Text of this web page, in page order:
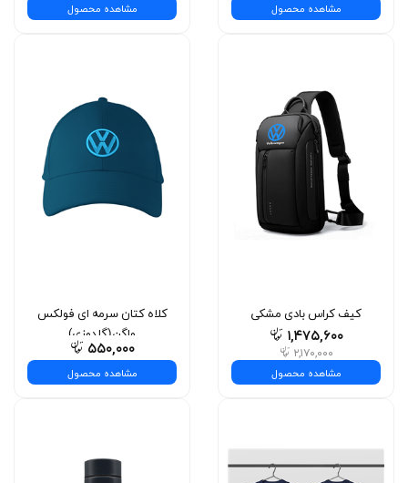
مشاهده محصول مشاهده محصول
کلاه کتان سرمه ای فولکس
واگن(گلدوزی)
۵۵۰,۰۰۰
مشاهده محصول
کیف کراس بادی مشکی
فولکس واگن
۱,۴۷۵,۶۰۰
۲,۱۷۰,۰۰۰
مشاهده محصول